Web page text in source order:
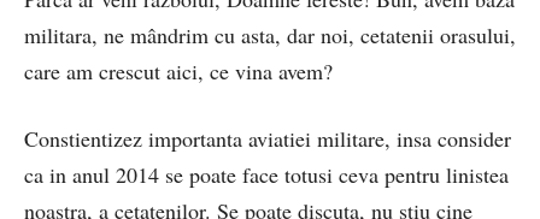
militara, ne mândrim cu asta, dar noi, cetatenii orasului,
care am crescut aici, ce vina avem?
Constientizez importanta aviatiei militare, insa consider
ca in anul 2014 se poate face totusi ceva pentru linistea
noastra, a cetatenilor. Se poate discuta, nu stiu cine